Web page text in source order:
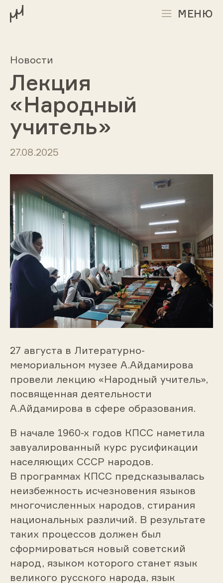
МЕНЮ
Новости
Лекция
«Народный
учитель»
27.08.2025
27 августа в Литературно-
мемориальном музее А.Айдамирова
провели лекцию «Народный учитель»,
посвященная деятельности
А.Айдамирова в сфере образования.
В начале 1960-х годов КПСС наметила
завуалированный курс русификации
населяющих СССР народов.
В программах КПСС предсказывалась
неизбежность исчезновения языков
многочисленных народов, стирания
национальных различий. В результате
таких процессов должен был
сформироваться новый советский
народ, языком которого станет язык
великого русского народа, язык